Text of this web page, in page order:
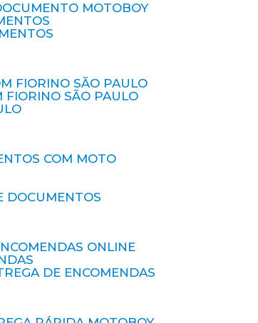
MOTOBOY
FIORINO SÃO PAULO
FIORINO SÃO PAULO
COM MOTO
DOCUMENTOS
ONLINE
DE ENCOMENDAS